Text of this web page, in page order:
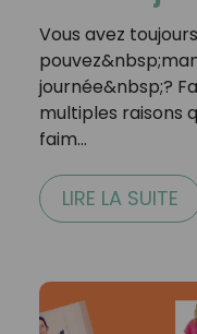
Vous avez
journée&nbsp;?
multiples raisons
faim…
LIRE LA SUITE